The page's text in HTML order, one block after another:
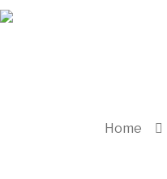
Home